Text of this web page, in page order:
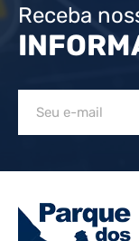
Receba